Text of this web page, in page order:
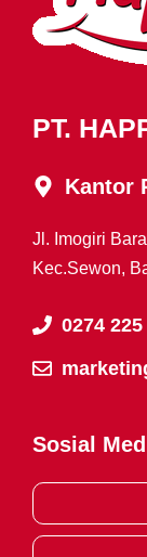
PT.
Kantor
Jl. Imogiri
Kec.Sewon,
0274
Sosial